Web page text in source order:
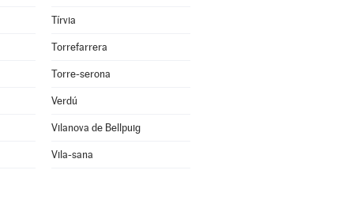
Tírvia
Torrefarrera
Torre-serona
Verdú
Vilanova de Bellpuig
Vila-sana